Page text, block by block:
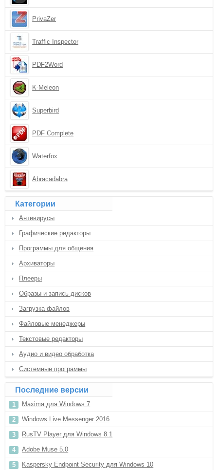
PrivaZer
Traffic Inspector
PDF2Word
K-Meleon
Superbird
PDF Complete
Waterfox
Abracadabra
Категории
Антивирусы
Графические редакторы
Программы для общения
Архиваторы
Плееры
Образы и запись дисков
Загрузка файлов
Файловые менеджеры
Текстовые редакторы
Аудио и видео обработка
Системные программы
Последние версии
Maxima для Windows 7
Windows Live Messenger 2016
RusTV Player для Windows 8.1
Adobe Muse 5.0
Kaspersky Endpoint Security для Windows 10